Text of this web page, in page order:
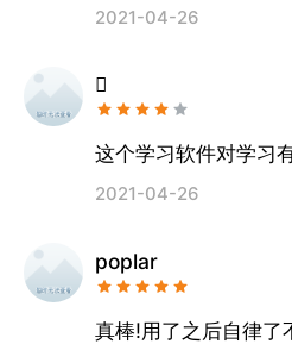
2021-04-26

这个学习软件对学习
2021-04-26
poplar
真棒!用了之后自律了